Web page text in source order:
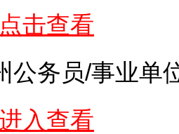
点击查看
公务员/事业单
入查看